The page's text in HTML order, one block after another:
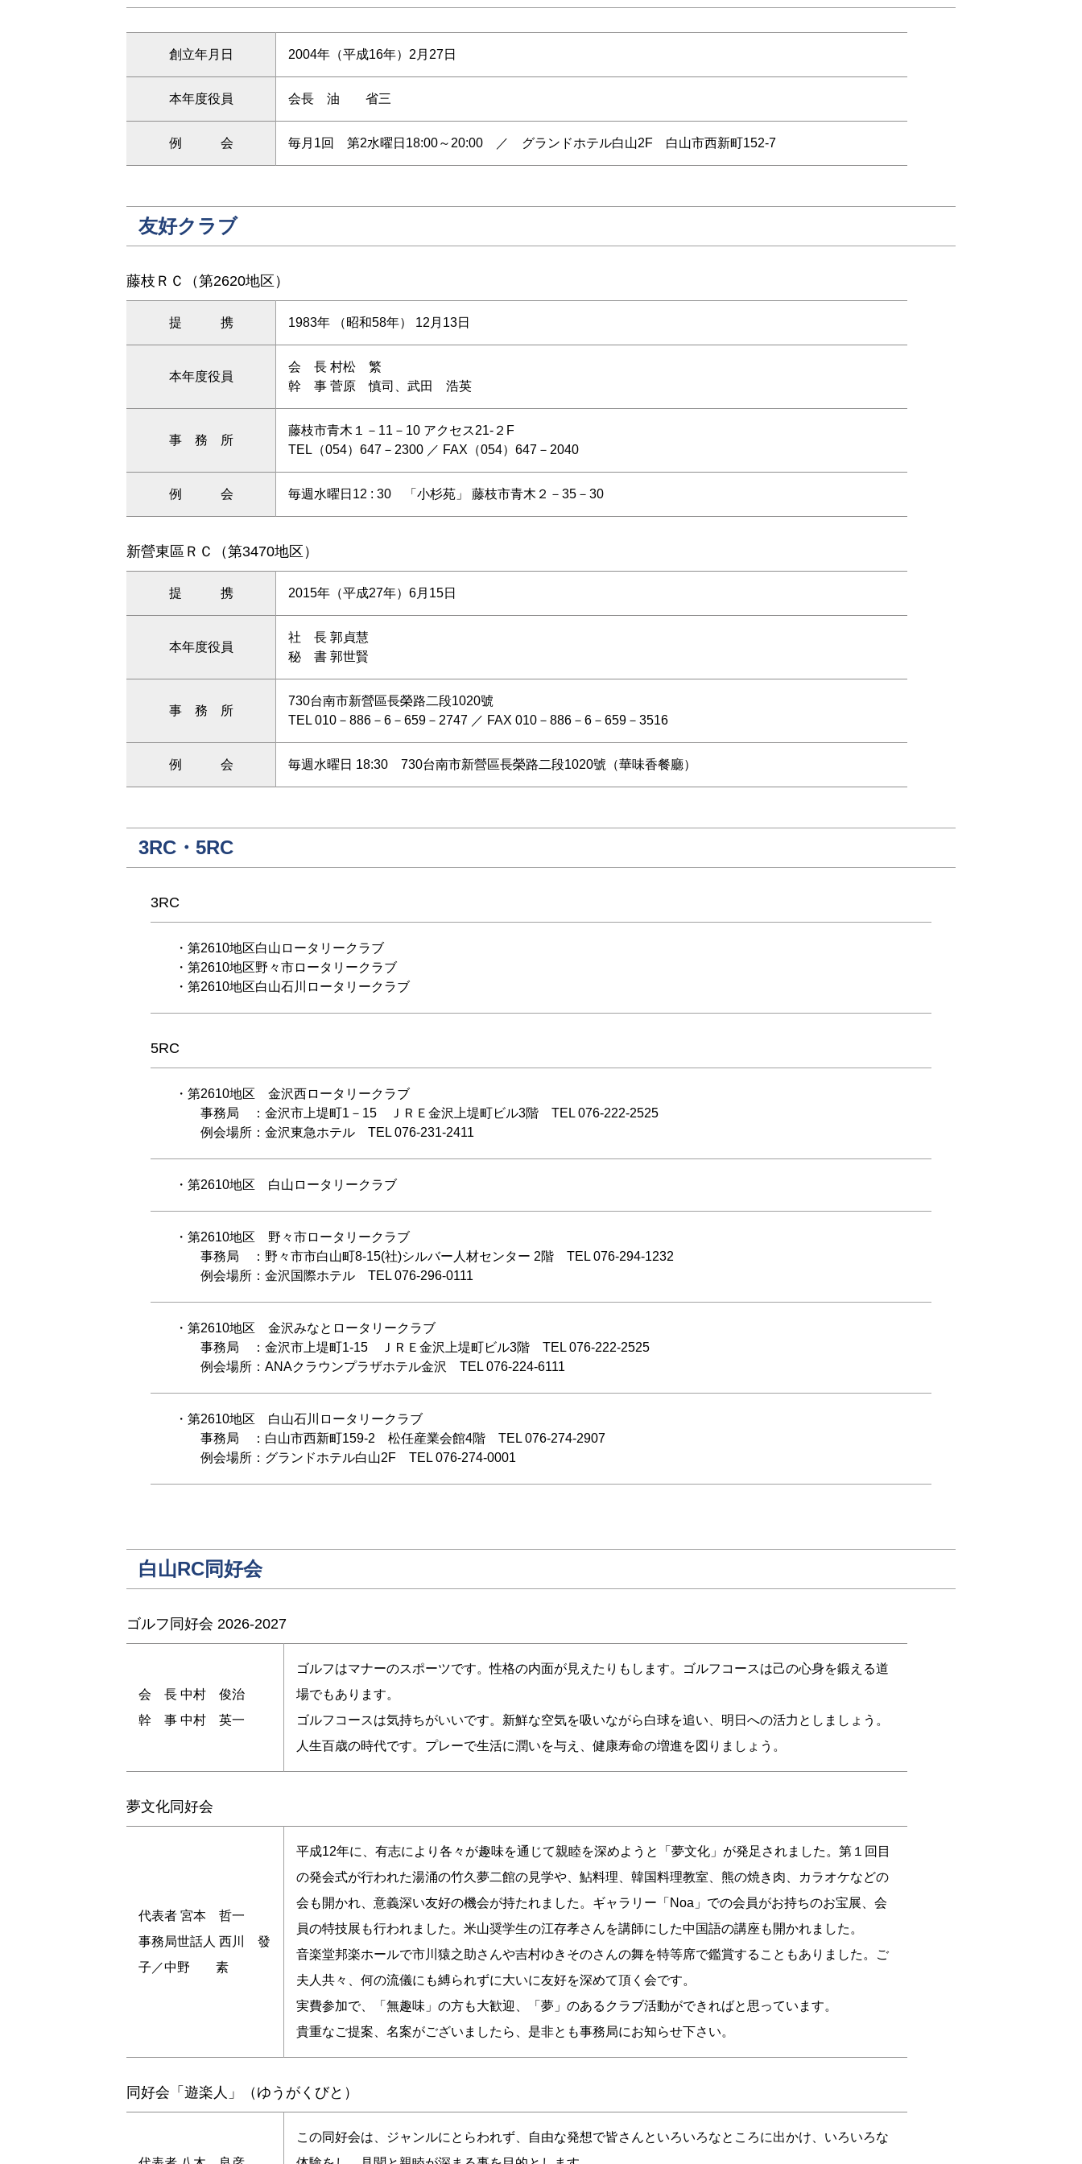
創立年月日 2004年（平成16年）2月27日
本年度役員 会長 油 省三
例 会 毎月1回 第2水曜日18:00～20:00 ／ グランドホテル白山2F 白山市西新町152-7
友好クラブ
藤枝ＲＣ（第2620地区）
提 携 1983年 （昭和58年） 12月13日
本年度役員
会 長 村松 繁
幹 事 菅原 慎司、武田 浩英
事 務 所
藤枝市青木１－11－10 アクセス21-２F
TEL（054）647－2300 ／ FAX（054）647－2040
例 会 毎週水曜日12 : 30 「小杉苑」 藤枝市青木２－35－30
新營東區ＲＣ（第3470地区）
提 携 2015年（平成27年）6月15日
本年度役員
社 長 郭貞慧
秘 書 郭世賢
事 務 所
730台南市新營區長榮路二段1020號
TEL 010－886－6－659－2747 ／ FAX 010－886－6－659－3516
例 会 毎週水曜日 18:30 730台南市新營區長榮路二段1020號（華味香餐廳）
3RC・5RC
3RC
・第2610地区白山ロータリークラブ
・第2610地区野々市ロータリークラブ
・第2610地区白山石川ロータリークラブ
5RC
・第2610地区 金沢西ロータリークラブ
事務局 ：金沢市上堤町1－15 ＪＲＥ金沢上堤町ビル3階 TEL 076-222-2525
例会場所：金沢東急ホテル TEL 076-231-2411
・第2610地区 白山ロータリークラブ
・第2610地区 野々市ロータリークラブ
事務局 ：野々市市白山町8-15(社)シルバー人材センター 2階 TEL 076-294-1232
例会場所：金沢国際ホテル TEL 076-296-0111
・第2610地区 金沢みなとロータリークラブ
事務局 ：金沢市上堤町1-15 ＪＲＥ金沢上堤町ビル3階 TEL 076-222-2525
例会場所：ANAクラウンプラザホテル金沢 TEL 076-224-6111
・第2610地区 白山石川ロータリークラブ
事務局 ：白山市西新町159-2 松任産業会館4階 TEL 076-274-2907
例会場所：グランドホテル白山2F TEL 076-274-0001
白山RC同好会
ゴルフ同好会 2026-2027
会 長 中村 俊治
幹 事 中村 英一
ゴルフはマナーのスポーツです。性格の内面が見えたりもします。ゴルフコースは己の心身を鍛える道
場でもあります。
ゴルフコースは気持ちがいいです。新鮮な空気を吸いながら白球を追い、明日への活力としましょう。
人生百歳の時代です。プレーで生活に潤いを与え、健康寿命の増進を図りましょう。
夢文化同好会
代表者 宮本 哲一
事務局世話人 西川 發
子／中野 素
平成12年に、有志により各々が趣味を通じて親睦を深めようと「夢文化」が発足されました。第１回目
の発会式が行われた湯涌の竹久夢二館の見学や、鮎料理、韓国料理教室、熊の焼き肉、カラオケなどの
会も開かれ、意義深い友好の機会が持たれました。ギャラリー「Noa」での会員がお持ちのお宝展、会
員の特技展も行われました。米山奨学生の江存孝さんを講師にした中国語の講座も開かれました。
音楽堂邦楽ホールで市川猿之助さんや吉村ゆきそのさんの舞を特等席で鑑賞することもありました。ご
夫人共々、何の流儀にも縛られずに大いに友好を深めて頂く会です。
実費参加で、「無趣味」の方も大歓迎、「夢」のあるクラブ活動ができればと思っています。
貴重なご提案、名案がございましたら、是非とも事務局にお知らせ下さい。
同好会「遊楽人」（ゆうがくびと）
この同好会は、ジャンルにとらわれず、自由な発想で皆さんといろいろなところに出かけ、いろいろな